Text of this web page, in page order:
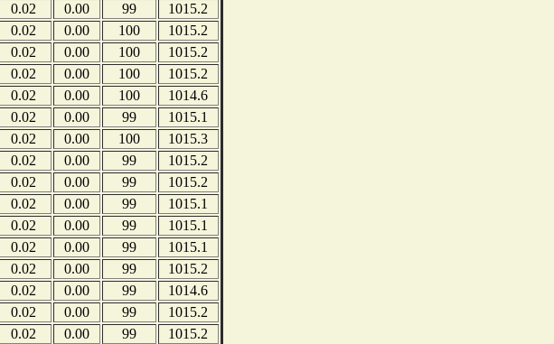
0.02 0.00 99
1015.2
0.02 0.00 100
1015.2
0.02 0.00 100
1015.2
0.02 0.00 100
1015.2
0.02 0.00 100
1014.6
0.02 0.00 99
1015.1
0.02 0.00 100
1015.3
0.02 0.00 99
1015.2
0.02 0.00 99
1015.2
0.02 0.00 99
1015.1
0.02 0.00 99
1015.1
0.02 0.00 99
1015.1
0.02 0.00 99
1015.2
0.02 0.00 99
1014.6
0.02 0.00 99
1015.2
0.02 0.00 99
1015.2